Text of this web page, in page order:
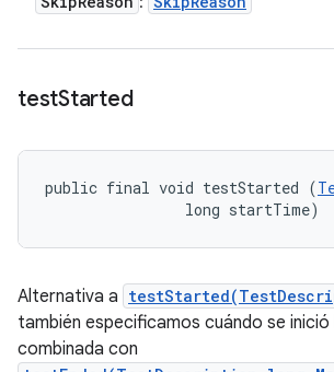
testStarted
public final void testStarted (
                long startTime)
Alternativa a
también especificamos cuándo se inició
combinada con